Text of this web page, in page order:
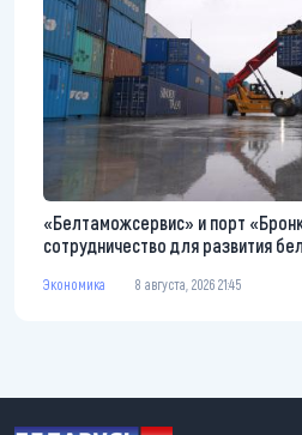
«Белтаможсервис» и порт
сотрудничество для развития
Экономика 8 августа, 2026 21:45